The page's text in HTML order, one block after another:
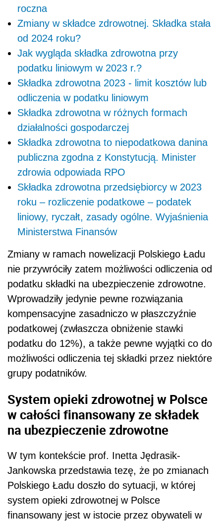
roczna
Zmiany w składce zdrowotnej. Składka stała
od 2024 roku?
Jak wygląda składka zdrowotna przy
podatku liniowym w 2023 r.?
Składka zdrowotna 2023 - limit kosztów lub
odliczenia w podatku liniowym
Składka zdrowotna w różnych formach
działalności gospodarczej
Składka zdrowotna to niepodatkowa danina
publiczna zgodna z Konstytucją. Minister
zdrowia odpowiada RPO
Składka zdrowotna przedsiębiorcy w 2023
roku – rozliczenie podatkowe – podatek
liniowy, ryczałt, zasady ogólne. Wyjaśnienia
Ministerstwa Finansów
Zmiany w ramach nowelizacji Polskiego Ładu
nie przywróciły zatem możliwości odliczenia od
podatku składki na ubezpieczenie zdrowotne.
Wprowadziły jedynie pewne rozwiązania
kompensacyjne zasadniczo w płaszczyźnie
podatkowej (zwłaszcza obniżenie stawki
podatku do 12%), a także pewne wyjątki co do
możliwości odliczenia tej składki przez niektóre
grupy podatników.
System opieki zdrowotnej w Polsce
w całości finansowany ze składek
na ubezpieczenie zdrowotne
W tym kontekście prof. Inetta Jędrasik-
Jankowska przedstawia tezę, że po zmianach
Polskiego Ładu doszło do sytuacji, w której
system opieki zdrowotnej w Polsce
finansowany jest w istocie przez obywateli w